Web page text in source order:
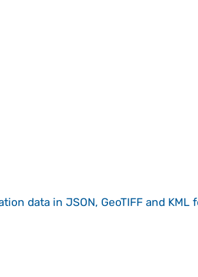
data in JSON, GeoTIFF and KML